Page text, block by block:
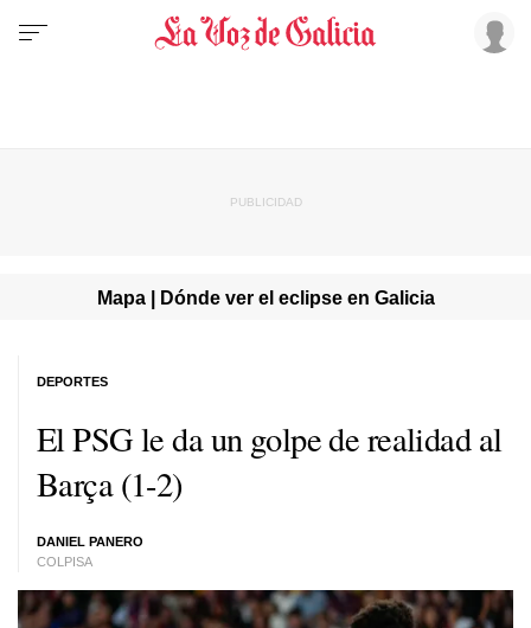
Mapa | Dónde ver el eclipse en Galicia
El PSG le da un golpe de realidad al
Barça (1-2)
DANIEL PANERO
COLPISA
DEPORTES